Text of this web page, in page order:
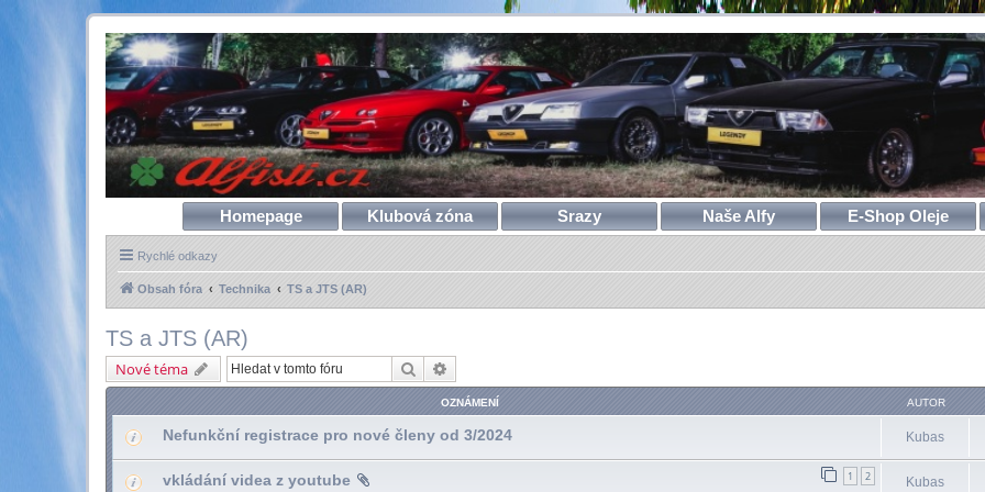
Homepage Klubová zóna Srazy Naše Alfy E-Shop Oleje
Rychlé odkazy
Obsah fóra Technika TS a JTS (AR)
TS a JTS (AR)
Nové téma Hledat
OZNÁMENÍ AUTOR
Nefunkční registrace pro nové členy od 3/2024 Kubas
1 2
vkládání videa z youtube Kubas